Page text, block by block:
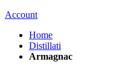
Account
Home
Distillati
Armagnac